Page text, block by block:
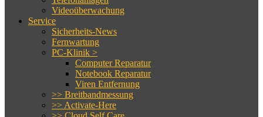
Videoüberwachung
Service
Sicherheits-News
Fernwartung
PC-Klinik >
Computer Reparatur
Notebook Reparatur
Viren Entfernung
>> Breitbandmessung
>> Activate-Here